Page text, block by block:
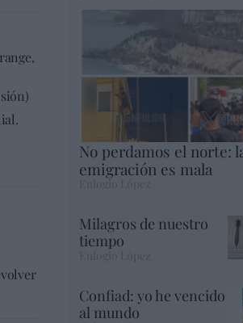
No perdamos el norte:
emigración es mala
Eulogio López
Milagros de nuestro
tiempo
Confiad: yo he vencido
al mundo